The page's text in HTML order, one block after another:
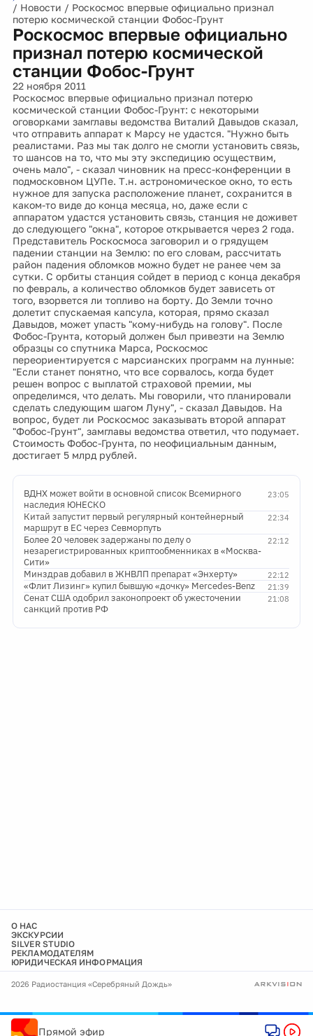
/ Новости / Роскосмос впервые официально признал
потерю космической станции Фобос-Грунт
Роскосмос впервые официально
признал потерю космической
станции Фобос-Грунт
22 ноября 2011
Роскосмос впервые официально признал потерю
космической станции Фобос-Грунт: с некоторыми
оговорками замглавы ведомства Виталий Давыдов сказал,
что отправить аппарат к Марсу не удастся. "Нужно быть
реалистами. Раз мы так долго не смогли установить связь,
то шансов на то, что мы эту экспедицию осуществим,
очень мало", - сказал чиновник на пресс-конференции в
подмосковном ЦУПе. Т.н. астрономическое окно, то есть
нужное для запуска расположение планет, сохранится в
каком-то виде до конца месяца, но, даже если с
аппаратом удастся установить связь, станция не доживет
до следующего "окна", которое открывается через 2 года.
Представитель Роскосмоса заговорил и о грядущем
падении станции на Землю: по его словам, рассчитать
район падения обломков можно будет не ранее чем за
сутки. С орбиты станция сойдет в период с конца декабря
по февраль, а количество обломков будет зависеть от
того, взорвется ли топливо на борту. До Земли точно
долетит спускаемая капсула, которая, прямо сказал
Давыдов, может упасть "кому-нибудь на голову". После
Фобос-Грунта, который должен был привезти на Землю
образцы со спутника Марса, Роскосмос
переориентируется с марсианских программ на лунные:
"Если станет понятно, что все сорвалось, когда будет
решен вопрос с выплатой страховой премии, мы
определимся, что делать. Мы говорили, что планировали
сделать следующим шагом Луну", - сказал Давыдов. На
вопрос, будет ли Роскосмос заказывать второй аппарат
"Фобос-Грунт", замглавы ведомства ответил, что подумает.
Стоимость Фобос-Грунта, по неофициальным данным,
достигает 5 млрд рублей.
23:05
ВДНХ может войти в основной список Всемирного
наследия ЮНЕСКО
22:34
Китай запустит первый регулярный контейнерный
маршрут в ЕС через Севморпуть
22:12
Более 20 человек задержаны по делу о
незарегистрированных криптообменниках в «Москва-
Сити»
22:12
Минздрав добавил в ЖНВЛП препарат «Энхерту»
21:39
«Флит Лизинг» купил бывшую «дочку» Mercedes-Benz
21:08
Сенат США одобрил законопроект об ужесточении
санкций против РФ
О НАС
ЭКСКУРСИИ
SILVER STUDIO
РЕКЛАМОДАТЕЛЯМ
ЮРИДИЧЕСКАЯ ИНФОРМАЦИЯ
2026 Радиостанция «Серебряный Дождь»
Прямой эфир